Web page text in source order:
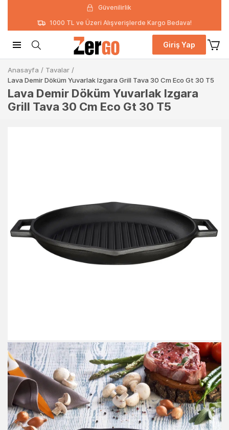
Güvenilirlik
1000 TL ve Üzeri Alışverişlerde Kargo Bedava!
Giriş Yap
Anasayfa / Tavalar /
Lava Demir Döküm Yuvarlak Izgara Grill Tava 30 Cm Eco Gt 30 T5
Lava Demir Döküm Yuvarlak Izgara
Grill Tava 30 Cm Eco Gt 30 T5